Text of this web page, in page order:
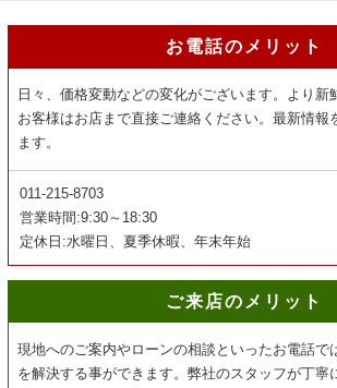
お電話のメリット
日々、価格変動などの変化がございます。より新
お客様はお店まで直接ご連絡ください。最新情報
ます。
011-215-8703
営業時間:9:30～18:30
定休日:水曜日、夏季休暇、年末年始
ご来店のメリット
現地へのご案内やローンの相談といったお電話で
を解決する事ができます。弊社のスタッフが丁寧